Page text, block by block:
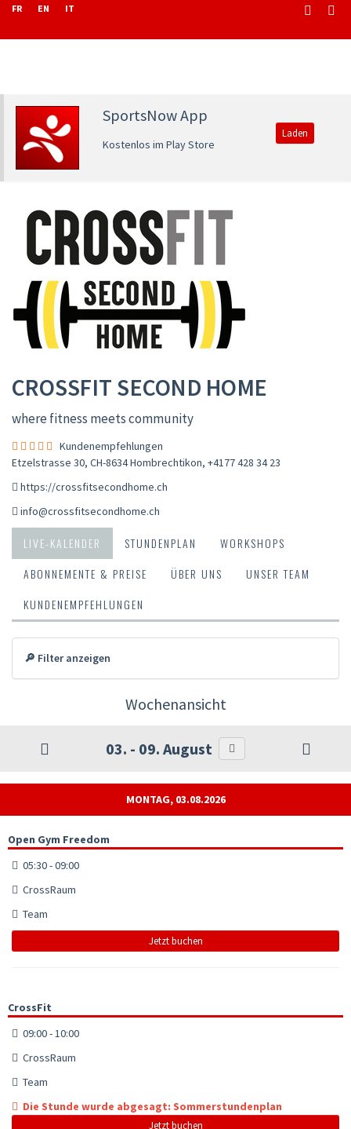
FR EN IT
SportsNow App
Kostenlos im Play Store
Laden
CROSSFIT SECOND HOME
where fitness meets community
Kundenempfehlungen
Etzelstrasse 30, CH-8634 Hombrechtikon, +4177 428 34 23
https://crossfitsecondhome.ch
info@crossfitsecondhome.ch
LIVE-KALENDER STUNDENPLAN
WORKSHOPS
ABONNEMENTE & PREISE
ÜBER UNS
UNSER TEAM
KUNDENEMPFEHLUNGEN
🔎 Filter anzeigen
Wochenansicht
03. - 09. August
MONTAG, 03.08.2026
Open Gym Freedom
05:30 - 09:00
CrossRaum
Team
Jetzt buchen
CrossFit
09:00 - 10:00
CrossRaum
Team
Die Stunde wurde abgesagt: Sommerstundenplan
Jetzt buchen